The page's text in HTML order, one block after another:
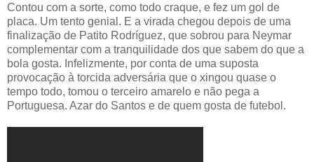
Contou com a sorte, como todo craque, e fez um gol de
placa. Um tento genial. E a virada chegou depois de uma
finalização de Patito Rodríguez, que sobrou para Neymar
complementar com a tranquilidade dos que sabem do que a
bola gosta. Infelizmente, por conta de uma suposta
provocação à torcida adversária que o xingou quase o
tempo todo, tomou o terceiro amarelo e não pega a
Portuguesa. Azar do Santos e de quem gosta de futebol.